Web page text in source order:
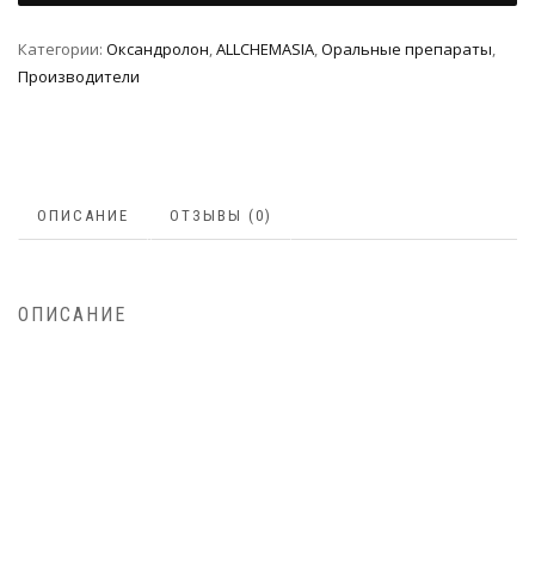
Категории: Оксандролон,ALLCHEMASIA,Оральные препараты,
Производители
ОПИСАНИЕ ОТЗЫВЫ (0)
ОПИСАНИЕ